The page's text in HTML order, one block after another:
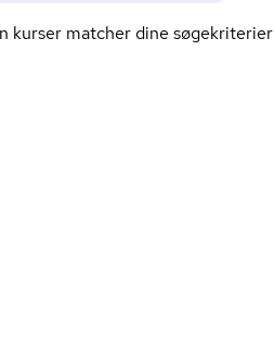
kurser matcher dine søgekriterier